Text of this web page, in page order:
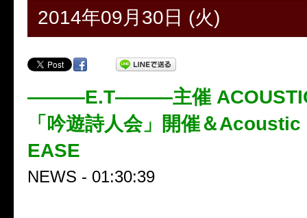
2014年09月30日 (火)
———E.T———主催
「吟遊詩人会」開催＆
EASE
NEWS - 01:30:39